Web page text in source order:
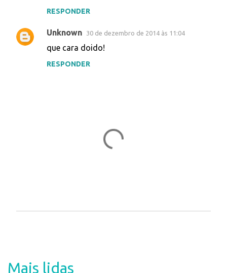
RESPONDER
Unknown 30 de dezembro de 2014 às 11:04
que cara doido!
RESPONDER
a
Mais lidas